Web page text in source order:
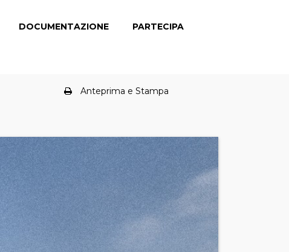
DOCUMENTAZIONE PARTECIPA
Anteprima e Stampa